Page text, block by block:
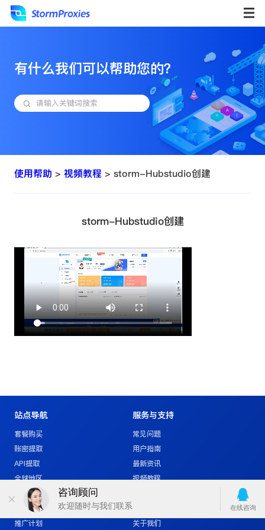
有什么我们可以帮助您的？
使用帮助 > 视频教程 > storm-Hubstudio创建
storm-Hubstudio创建
站点导航
套餐购买
账密提取
API提取
全球地区
企业定制
帮助中心
推广计划
服务与支持
常见问题
用户指南
最新资讯
视频教程
关于我们